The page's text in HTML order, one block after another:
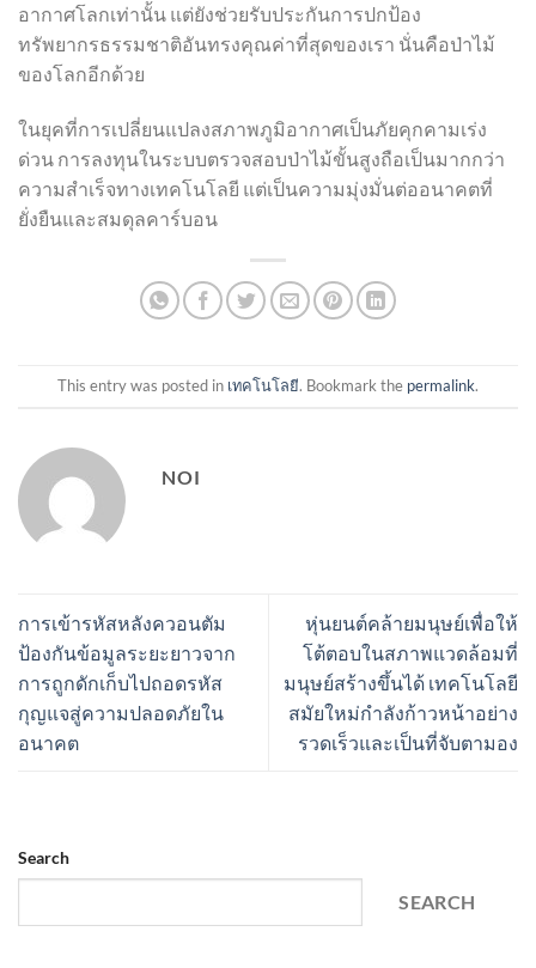
อากาศโลกเท่านั้น แต่ยังช่วยรับประกันการปกป้อง
ทรัพยากรธรรมชาติอันทรงคุณค่าที่สุดของเรา นั่นคือป่าไม้
ของโลกอีกด้วย
ในยุคที่การเปลี่ยนแปลงสภาพภูมิอากาศเป็นภัยคุกคามเร่ง
ด่วน การลงทุนในระบบตรวจสอบป่าไม้ขั้นสูงถือเป็นมากกว่า
ความสำเร็จทางเทคโนโลยี แต่เป็นความมุ่งมั่นต่ออนาคตที่
ยั่งยืนและสมดุลคาร์บอน
This entry was posted in เทคโนโลยี. Bookmark the permalink.
NOI
การเข้ารหัสหลังควอนตัม
ป้องกันข้อมูลระยะยาวจาก
การถูกดักเก็บไปถอดรหัส
กุญแจสู่ความปลอดภัยใน
อนาคต
หุ่นยนต์คล้ายมนุษย์เพื่อให้
โต้ตอบในสภาพแวดล้อมที่
มนุษย์สร้างขึ้นได้ เทคโนโลยี
สมัยใหม่กำลังก้าวหน้าอย่าง
รวดเร็วและเป็นที่จับตามอง
Search
SEARCH